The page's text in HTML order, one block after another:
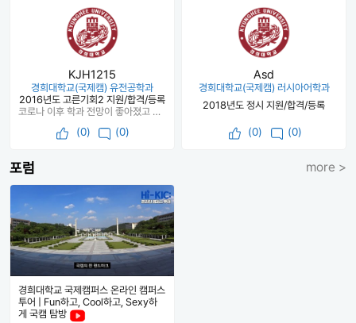
KJH1215
경희대학교(국제캠) 유전공학과
2016년도 고른기회2 지원/합격/등록
코로나 이후 학과 전망이 좋아졌고 대학원을 가야된다라는 인식과 달리 취업전망도 좋아졌음
(0) (0)
Asd
경희대학교(국제캠) 러시아어학과
2018년도 정시 지원/합격/등록
(0) (0)
포럼 more >
경희대학교 국제캠퍼스 온라인 캠퍼스
투어 | Fun하고, Cool하고, Sexy하
게 국캠 탐방